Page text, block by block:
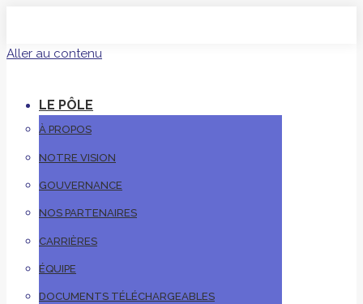
Aller au contenu
LE PÔLE
À PROPOS
NOTRE VISION
GOUVERNANCE
NOS PARTENAIRES
CARRIÈRES
ÉQUIPE
DOCUMENTS TÉLÉCHARGEABLES